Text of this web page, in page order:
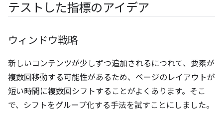
テストした指標のアイデア
ウィンドウ戦略
新しいコンテンツが少しずつ追加されるにつれて、要素が
複数回移動する可能性があるため、ページのレイアウトが
短い時間に複数回シフトすることがよくあります。そこ
で、シフトをグループ化する手法を試すことにしました。